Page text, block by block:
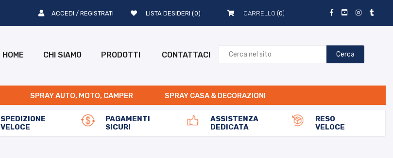
ACCEDI / REGISTRATI LISTA DESIDERI (0) CARRELLO (0)
HOME CHI SIAMO PRODOTTI CONTATTACI Cerca
SPRAY AUTO, MOTO, CAMPER
SPRAY CASA & DECORAZIONI
SPEDIZIONE
VELOCE
PAGAMENTI
SICURI
ASSISTENZA
DEDICATA
RESO
VELOCE